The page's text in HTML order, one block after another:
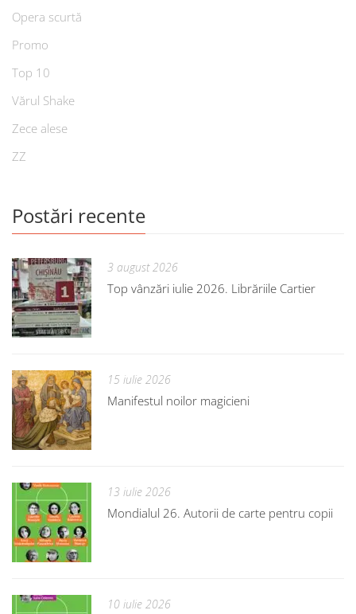
Opera scurtă
Promo
Top 10
Vărul Shake
Zece alese
ZZ
Postări recente
3 august 2026
Top vânzări iulie 2026. Librăriile Cartier
15 iulie 2026
Manifestul noilor magicieni
13 iulie 2026
Mondialul 26. Autorii de carte pentru copii
10 iulie 2026